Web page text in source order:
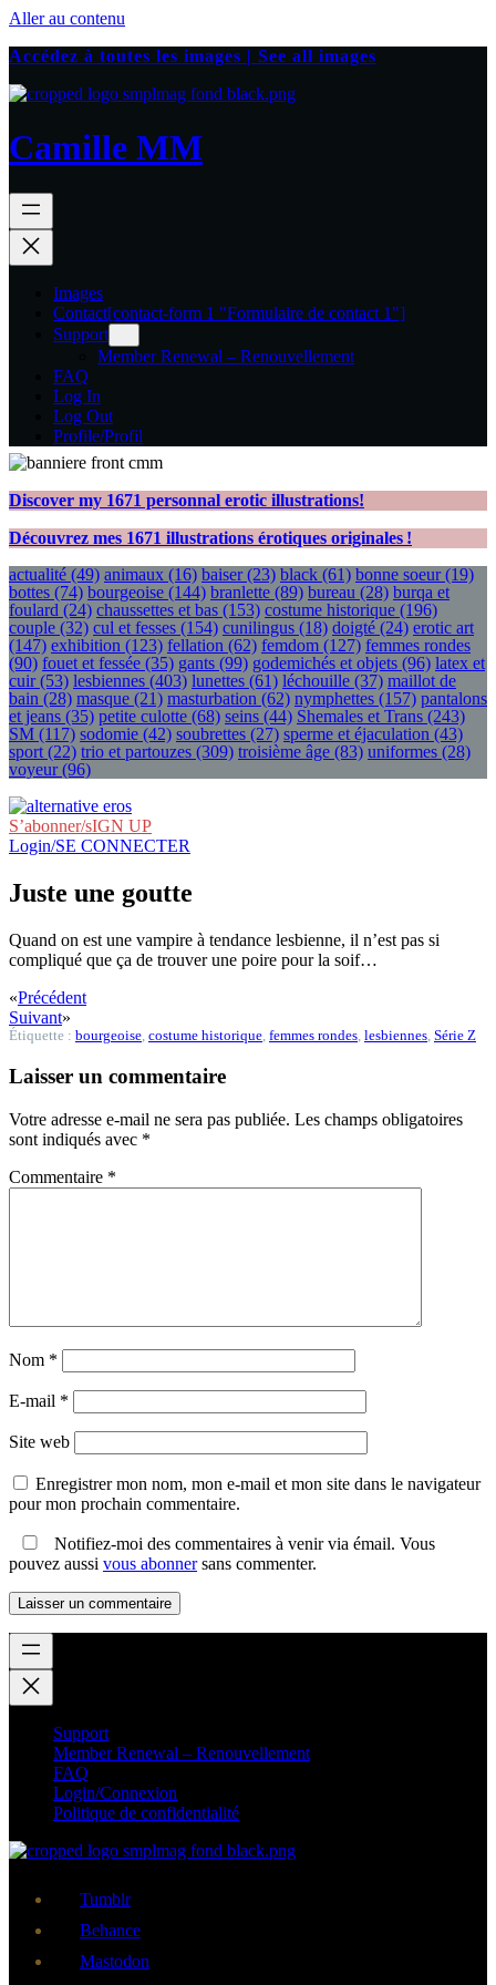
Aller au contenu
Accédez à toutes les images | See all images
Camille MM
Images
Contact[contact-form 1 "Formulaire de contact 1"]
Support
Member Renewal – Renouvellement
FAQ
Log In
Log Out
Profile/Profil
Discover my 1671 personnal erotic illustrations!
Découvrez mes 1671 illustrations érotiques originales !
actualité (49) animaux (16) baiser(23) black (61) bonne soeur(19)
bottes (74) bourgeoise (144) branlette (89) bureau (28) burqa et
foulard (24) chaussettes et bas (153) costume historique (196)
couple (32) cul et fesses (154) cunilingus (18) doigté (24) erotic art
(147) exhibition (123) fellation (62) femdom (127) femmes rondes
(90) fouet et fessée (35) gants (99) godemichés et objets (96) latex et
cuir(53) lesbiennes (403) lunettes (61) léchouille (37) maillot de
bain (28) masque (21) masturbation (62) nymphettes (157) pantalons
et jeans (35) petite culotte (68) seins (44) Shemales et Trans (243)
SM (117) sodomie (42) soubrettes (27) sperme et éjaculation (43)
sport (22) trio et partouzes (309) troisième âge (83) uniformes (28)
voyeur(96)
S’abonner/sIGN UP
Login/SE CONNECTER
Juste une goutte
Quand on est une vampire à tendance lesbienne, il n’est pas si
compliqué que ça de trouver une poire pour la soif…
«Précédent
Suivant»
Étiquette : bourgeoise costume historique femmes rondes lesbiennes Série Z
Laisser un commentaire
Votre adresse e-mail ne sera pas publiée. Les champs obligatoires
sont indiqués avec *
Commentaire *
Nom *
E-mail *
Site web
Enregistrer mon nom, mon e-mail et mon site dans le navigateur
pour mon prochain commentaire.
Notifiez-moi des commentaires à venir via émail. Vous
pouvez aussi vous abonnersans commenter.
Support
Member Renewal – Renouvellement
FAQ
Login/Connexion
Politique de confidentialité
Tumblr
Behance
Mastodon